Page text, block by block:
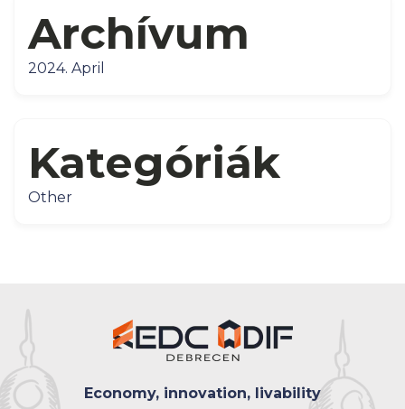
Archívum
2024. April
Kategóriák
Other
Economy, innovation, livability